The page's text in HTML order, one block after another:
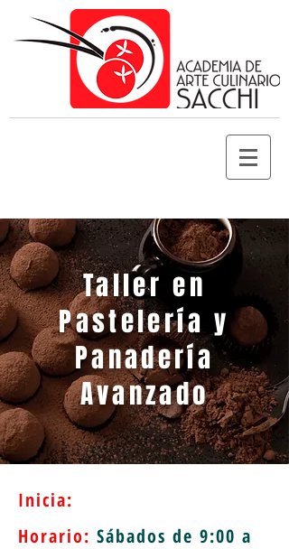
Taller en
Pastelería y
Panadería
Avanzado
Inicia:
Horario: Sábados de 9:00 a